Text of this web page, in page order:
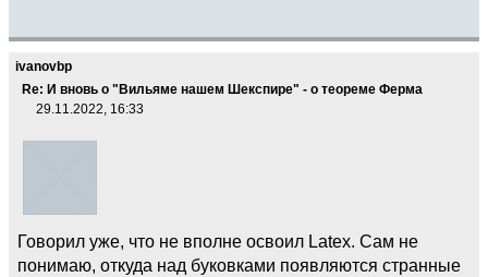
ivanovbp
Re: И вновь о "Вильяме нашем Шекспире" - о теореме Ферма
29.11.2022, 16:33
Говорил уже, что не вполне освоил Latex. Сам не
понимаю, откуда над буковками появляются странные